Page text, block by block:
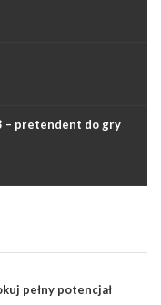
– pretendent do gry
pełny potencjał